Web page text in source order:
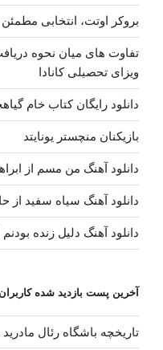
بروکر اوتت، انتخابی
تفاوت های میان نحوه
ویزای تحصیلی کانادا
دانلود رایگان کتاب خام
بازیکنان منچستر یونایتد
دانلود آهنگ من مسم از
دانلود آهنگ سیاه سفید از
دانلود آهنگ دلیل زنده
آخرین پست بازدید شده کاربران
تاریخچه باشگاه رئال مادرید